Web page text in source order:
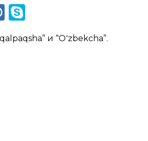
Mail.Ru
” и “Oʻzbekcha”.